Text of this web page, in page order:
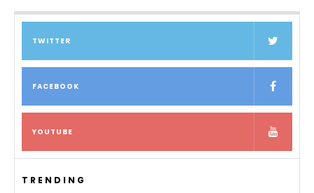
TWITTER
FACEBOOK
YOUTUBE
TRENDING